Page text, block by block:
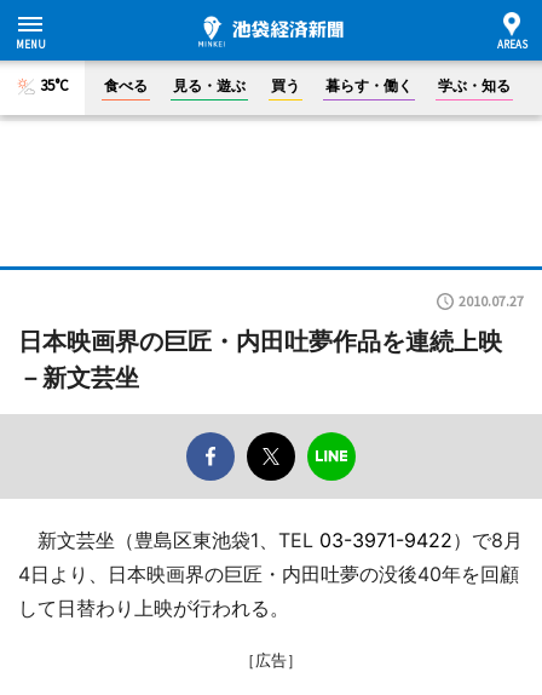
35°C 食べる 見る・遊ぶ 買う 暮らす・働く 学ぶ・知る
2010.07.27
日本映画界の巨匠・内田吐夢作品を連続上映
－新文芸坐
新文芸坐（豊島区東池袋1、TEL 03-3971-9422）で8月
4日より、日本映画界の巨匠・内田吐夢の没後40年を回顧
して日替わり上映が行われる。
［広告］